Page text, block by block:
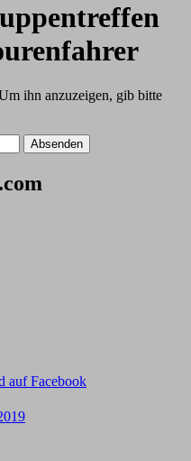
ihn anzuzeigen, gib bitte
auf Facebook